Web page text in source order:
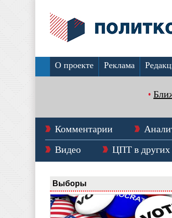
О проекте Реклама
Комментарии
Видео
ЦПТ в
Выборы